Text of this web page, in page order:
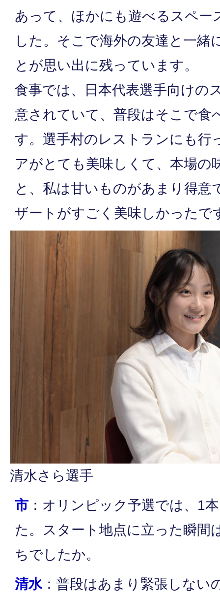
あって、ほかにも遊べるスペー
した。そこで海外の友達と一緒
とが思い出に残っています。
食事では、日本代表選手向けの
意されていて、普段はそこで食
す。選手村のレストランにも行
アがとても美味しくて、本場の
と、私は甘いものがあまり得意
ザートがすごく美味しかったで
清水さら選手
市 ：オリンピック予選では、1
た。スタート地点に立った瞬間
ちでしたか。
清水：普段はあまり緊張しない